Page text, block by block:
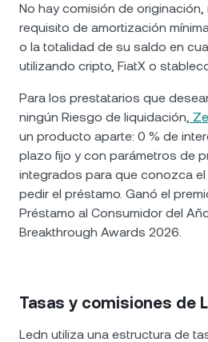
No hay comisión de originación,
requisito de amortización
o la totalidad de su saldo en
utilizando cripto, FiatX o
Para los prestatarios que
ningún Riesgo de liquidación,
un producto aparte: 0 % de
plazo fijo y con parámetros de
integrados para que conozca
pedir el préstamo. Ganó el
Préstamo al Consumidor del
Breakthrough Awards 2026.
Tasas y comisiones de
Ledn utiliza una estructura de